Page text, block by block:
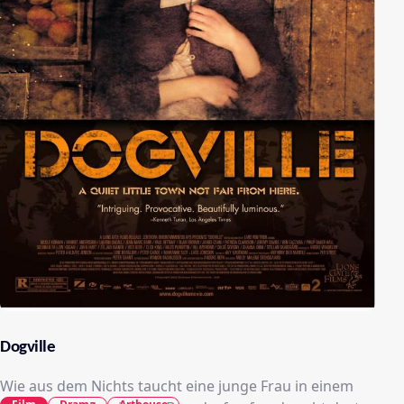
Dogville
Wie aus dem Nichts taucht eine junge Frau in einem